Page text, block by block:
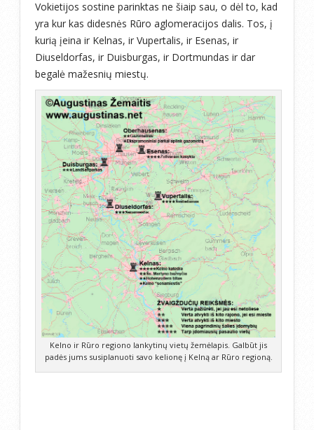
Vokietijos sostine parinktas ne šiaip sau, o dėl to, kad
yra kur kas didesnės Rūro aglomeracijos dalis. Tos, į
kurią įeina ir Kelnas, ir Vupertalis, ir Esenas, ir
Diuseldorfas, ir Duisburgas, ir Dortmundas ir dar
begalė mažesnių miestų.
Kelno ir Rūro regiono lankytinų vietų žemėlapis. Galbūt jis
padės jums susiplanuoti savo kelionę į Kelną ar Rūro regioną.